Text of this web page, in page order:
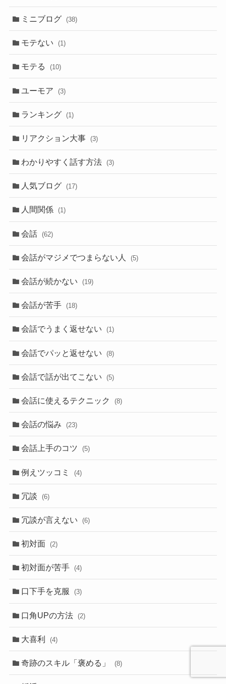
ミニブログ (38)
モテない (1)
モテる (10)
ユーモア (3)
ランキング (1)
リアクション大事 (3)
わかりやすく話す方法 (3)
人気ブログ (17)
人間関係 (1)
会話 (62)
会話がマジメでつまらない人 (5)
会話が続かない (19)
会話が苦手 (18)
会話でうまく返せない (1)
会話でパッと返せない (8)
会話で話が出てこない (5)
会話に使えるテクニック (8)
会話の悩み (23)
会話上手のコツ (5)
例えツッコミ (4)
冗談 (6)
冗談が言えない (6)
初対面 (2)
初対面が苦手 (4)
口下手を克服 (3)
口角UPの方法 (2)
大喜利 (4)
奇跡のスキル「褒める」 (8)